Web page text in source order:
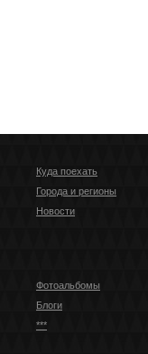
Куда поехать
Города и регионы
Новости
Фотоальбомы
Блоги
***